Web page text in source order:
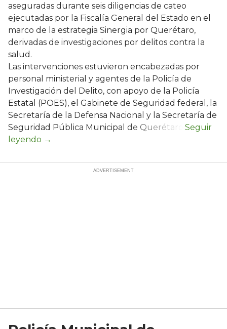
aseguradas durante seis diligencias de cateo
ejecutadas por la Fiscalía General del Estado en el
marco de la estrategia Sinergia por Querétaro,
derivadas de investigaciones por delitos contra la
salud.
Las intervenciones estuvieron encabezadas por
personal ministerial y agentes de la Policía de
Investigación del Delito, con apoyo de la Policía
Estatal (POES), el Gabinete de Seguridad federal, la
Secretaría de la Defensa Nacional y la Secretaría de
Seguridad Pública Municipal de Querétaro.